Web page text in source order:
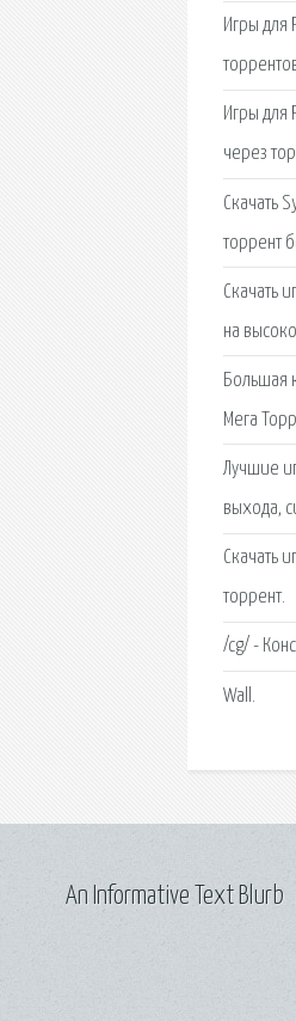
Игры для
Игры для
через
Скачать
торрент
Скачать
на
Большая
Мега
Лучшие
выхода,
Скачать
торрент.
/cg/ -
Wall.
An Informative Text Blurb